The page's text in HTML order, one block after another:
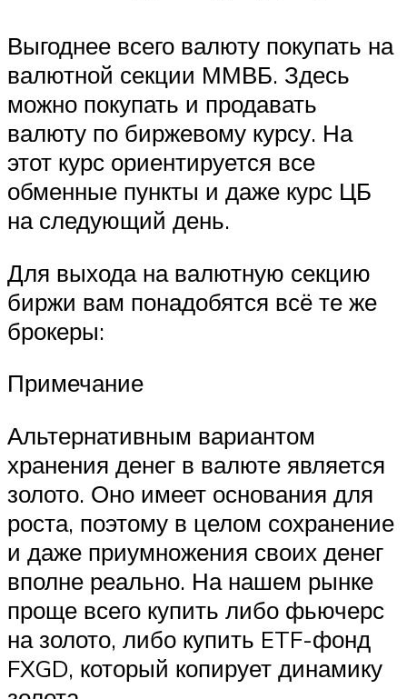
Выгоднее всего валюту покупать на
валютной секции ММВБ. Здесь
можно покупать и продавать
валюту по биржевому курсу. На
этот курс ориентируется все
обменные пункты и даже курс ЦБ
на следующий день.
Для выхода на валютную секцию
биржи вам понадобятся всё те же
брокеры:
Примечание
Альтернативным вариантом
хранения денег в валюте является
золото. Оно имеет основания для
роста, поэтому в целом сохранение
и даже приумножения своих денег
вполне реально. На нашем рынке
проще всего купить либо фьючерс
на золото, либо купить ETF-фонд
FXGD, который копирует динамику